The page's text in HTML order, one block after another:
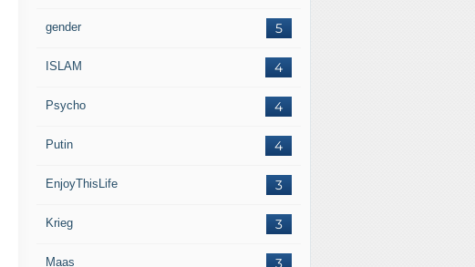
5
gender
4
ISLAM
4
Psycho
4
Putin
3
EnjoyThisLife
3
Krieg
3
Maas